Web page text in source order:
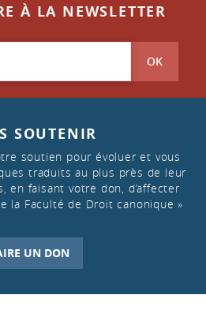
À LA NEWSLETTER
OK
SOUTENIR
soutien pour évoluer et vous
traduits au plus près de leur
en faisant votre don, d’affecter
la Faculté de Droit canonique »
UN DON